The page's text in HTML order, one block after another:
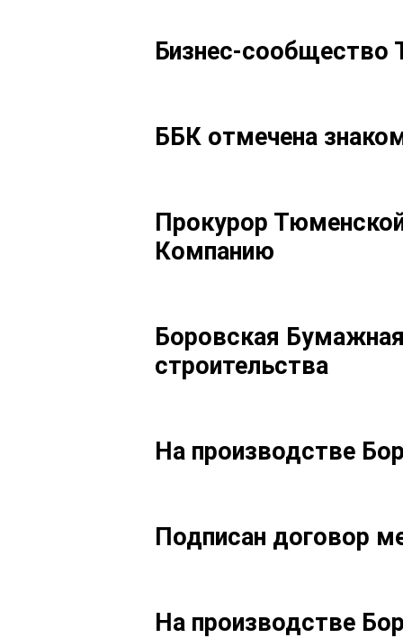
Бизнес-
ББК отмечена
Прокурор
Компанию
Боровская
строительства
На производстве
Подписан договор
На производстве